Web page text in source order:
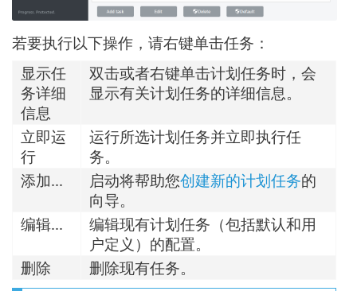
若要执行以下操作，请右键单击任务：
显示任
务详细
信息
双击或者右键单击计划任务时，会
显示有关计划任务的详细信息。
立即运
行
运行所选计划任务并立即执行任
务。
添加...
启动将帮助您创建新的计划任务的
向导。
编辑...
编辑现有计划任务（包括默认和用
户定义）的配置。
删除
删除现有任务。